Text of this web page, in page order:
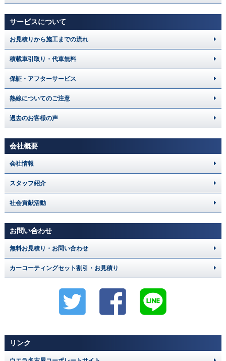
サービスについて
お見積りから施工までの流れ
積載車引取り・代車無料
保証・アフターサービス
熱線についてのご注意
過去のお客様の声
会社概要
会社情報
スタッフ紹介
社会貢献活動
お問い合わせ
無料お見積り・お問い合わせ
カーコーティングセット割引・お見積り
リンク